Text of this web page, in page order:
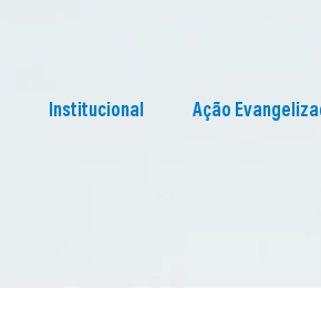
Institucional Ação